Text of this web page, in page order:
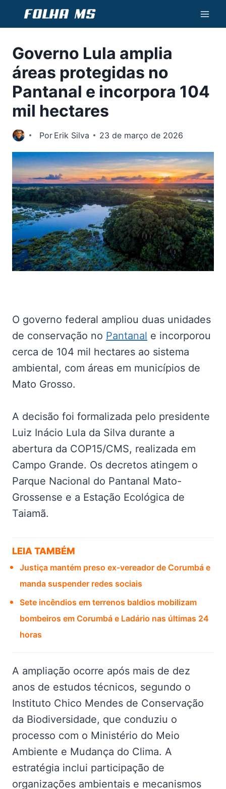
Conteúdo
Governo Lula amplia
áreas protegidas no
Pantanal e incorpora 104
mil hectares
Por Erik Silva 23 de março de 2026
O governo federal ampliou duas unidades
de conservação no Pantanal e incorporou
cerca de 104 mil hectares ao sistema
ambiental, com áreas em municípios de
Mato Grosso.
A decisão foi formalizada pelo presidente
Luiz Inácio Lula da Silva durante a
abertura da COP15/CMS, realizada em
Campo Grande. Os decretos atingem o
Parque Nacional do Pantanal Mato-
Grossense e a Estação Ecológica de
Taiamã.
LEIA TAMBÉM
Justiça mantém preso ex-vereador de Corumbá e
manda suspender redes sociais
Sete incêndios em terrenos baldios mobilizam
bombeiros em Corumbá e Ladário nas últimas 24
horas
A ampliação ocorre após mais de dez
anos de estudos técnicos, segundo o
Instituto Chico Mendes de Conservação
da Biodiversidade, que conduziu o
processo com o Ministério do Meio
Ambiente e Mudança do Clima. A
estratégia inclui participação de
organizações ambientais e mecanismos